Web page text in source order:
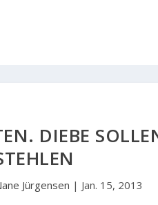
DIEBE
Jürgensen | Jan. 15, 2013